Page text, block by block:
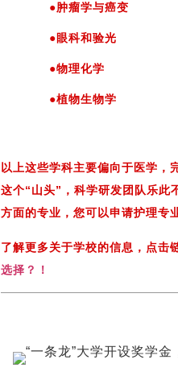
●肿瘤学与癌变
●眼科和验光
●物理化学
●植物生物学
以上这些学科主要偏向于医学，
这个“山头”，科学研发团队乐此
方面的专业，您可以申请护理专
了解更多关于学校的信息，点击
选择？！